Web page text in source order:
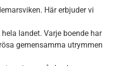
Här erbjuder vi
landet. Varje boende har
gemensamma utrymmen